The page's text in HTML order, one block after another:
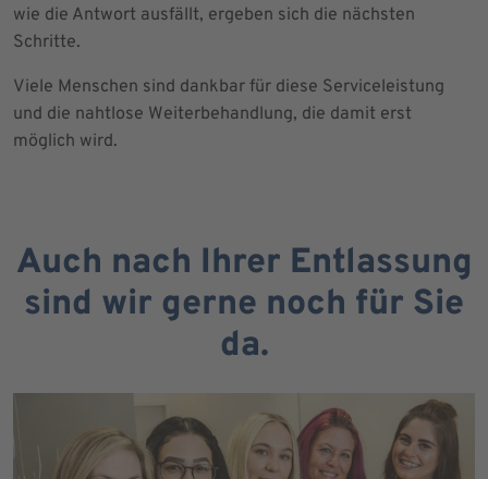
wie die Antwort ausfällt, ergeben sich die nächsten
Schritte.
Viele Menschen sind dankbar für diese Serviceleistung
und die nahtlose Weiterbehandlung, die damit erst
möglich wird.
Auch nach Ihrer Entlassung
sind wir gerne noch für Sie
da.